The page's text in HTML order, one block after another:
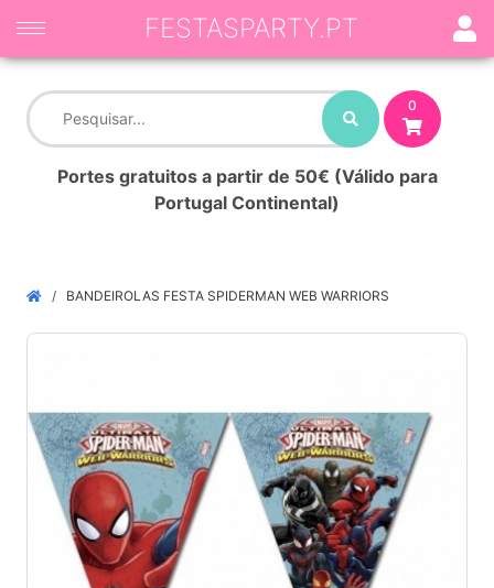
0
Portes gratuitos a partir de 50€ (Válido para
Portugal Continental)
FESTASPARTY.PT
BANDEIROLAS FESTA SPIDERMAN WEB WARRIORS